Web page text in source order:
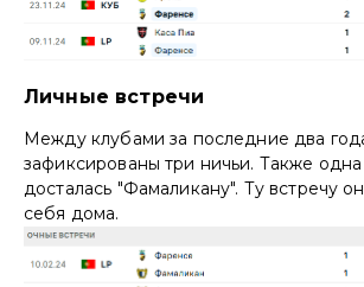
Личные встречи
Между клубами за последние два
зафиксированы три ничьи. Также
досталась "Фамаликану". Ту встречу
себя дома.